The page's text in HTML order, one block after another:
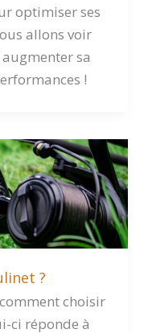
optimiser ses
allons voir
sa
!
?
choisir
ci réponde à